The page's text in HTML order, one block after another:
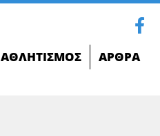
ΑΘΛΗΤΙΣΜΌΣ ΆΡΘΡΑ